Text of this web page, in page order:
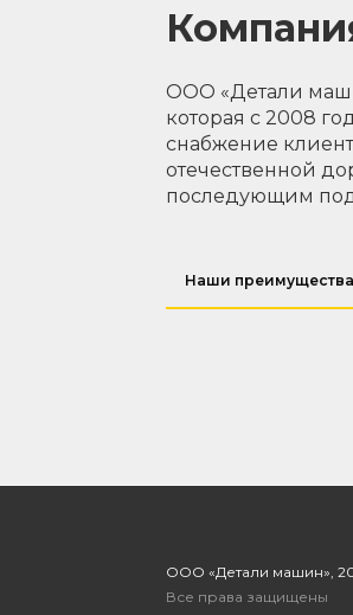
ООО «Детали
которая с 2008
снабжение
отечественной
последующим
Наши преимущества
ООО «Детали машин»,
Все права защищены